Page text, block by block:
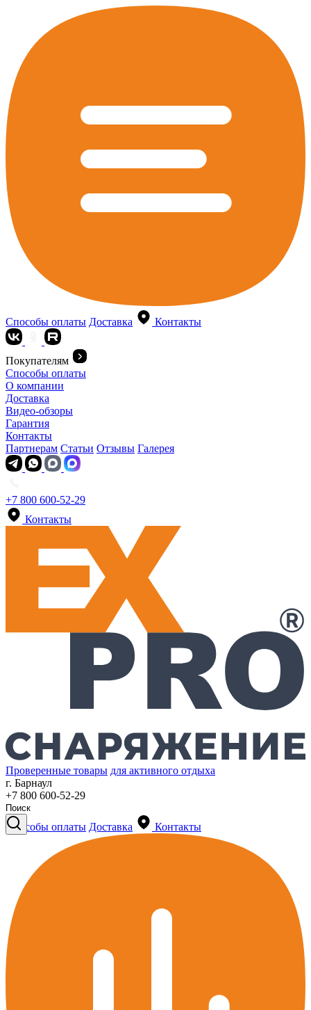
Способы оплаты Доставка Контакты
Покупателям
Способы оплаты
О компании
Доставка
Видео-обзоры
Гарантия
Контакты
Партнерам Статьи Отзывы Галерея
+7 800 600-52-29
Контакты
Проверенные товары для активного отдыха
г. Барнаул
+7 800 600-52-29
Способы оплаты Доставка Контакты